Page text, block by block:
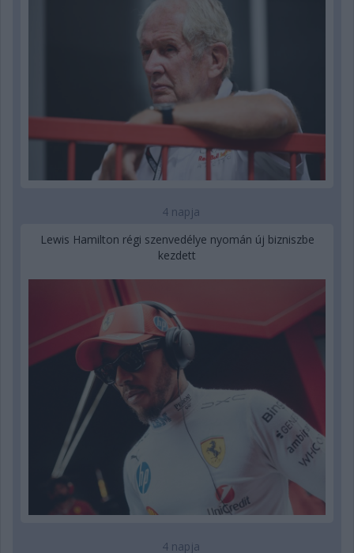
4 napja
Lewis Hamilton régi szenvedélye nyomán új bizniszbe
kezdett
4 napja